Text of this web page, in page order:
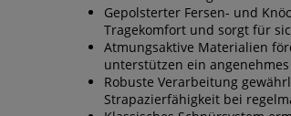
Gepolsterter Fersen- und
Tragekomfort und sorgt für
Atmungsaktive Materialien
unterstützen ein
Robuste Verarbeitung
Strapazierfähigkeit bei